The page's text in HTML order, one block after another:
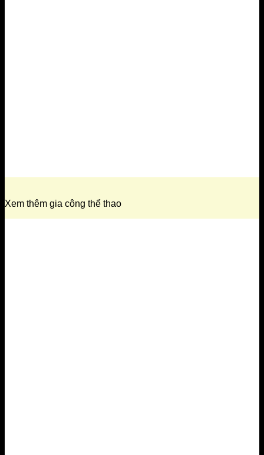
Xem thêm gia công thể thao